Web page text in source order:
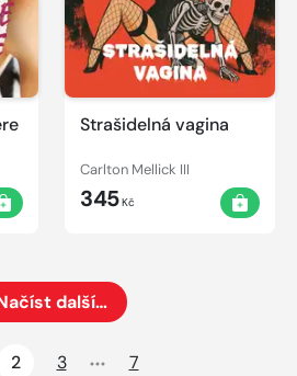
Strašidelná vagina
Carlton Mellick III
345Kč
další…
2 3 7